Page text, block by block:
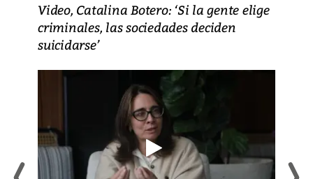
Video, Catalina Botero: ‘Si la gente elige
criminales, las sociedades deciden
suicidarse’